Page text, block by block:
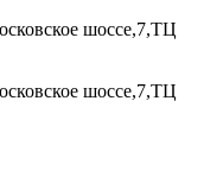
шоссе,7,ТЦ
шоссе,7,ТЦ